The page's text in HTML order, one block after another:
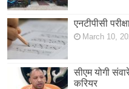
एनटीपीसी
March 10,
सीएम योगी
करियर